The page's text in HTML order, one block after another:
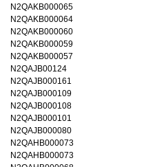
N2QAKB000065
N2QAKB000064
N2QAKB000060
N2QAKB000059
N2QAKB000057
N2QAJB00124
N2QAJB000161
N2QAJB000109
N2QAJB000108
N2QAJB000101
N2QAJB000080
N2QAHB000073
N2QAHB000073